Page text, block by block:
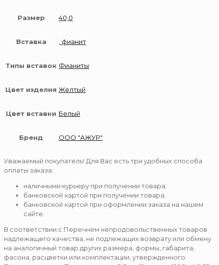
Размер 40,0
Вставка , фианит
Типы вставок Фианиты
Цвет изделия Желтый
Цвет вставки Белый
Бренд ООО "АЖУР"
Уважаемый покупатель! Для Вас есть три удобных способа
оплаты заказа:
наличными курьеру при получении товара;
банковской картой при получении товара;
банковской картой при оформлении заказа на нашем
сайте.
В соответствии с Перечнем непродовольственных товаров
надлежащего качества, не подлежащих возврату или обмену
на аналогичный товар других размера, формы, габарита,
фасона, расцветки или комплектации, утвержденного